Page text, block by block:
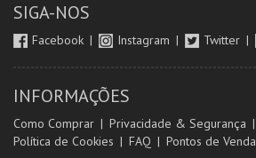
SIGA-NOS
Facebook Instagram Twitter
INFORMAÇÕES
Como Comprar Privacidade & Segurança
Política de Cookies
FAQ Pontos de Venda